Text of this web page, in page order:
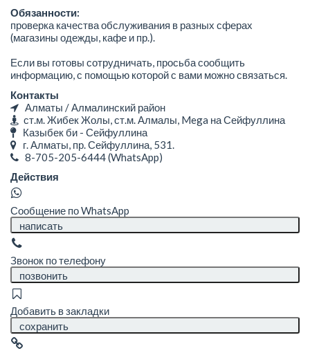
Обязанности:
проверка качества обслуживания в разных сферах
(магазины одежды, кафе и пр.).
Если вы готовы сотрудничать, просьба сообщить
информацию, с помощью которой с вами можно связаться.
Контакты
Алматы / Алмалинский район
ст.м. Жибек Жолы, ст.м. Алмалы, Mega на Сейфуллина
Казыбек би - Сейфуллина
г. Алматы, ​пр. Сейфуллина, 531.
8-705-205-6444(WhatsApp)
Действия
Сообщение по WhatsApp
написать
Звонок по телефону
позвонить
Добавить в закладки
сохранить